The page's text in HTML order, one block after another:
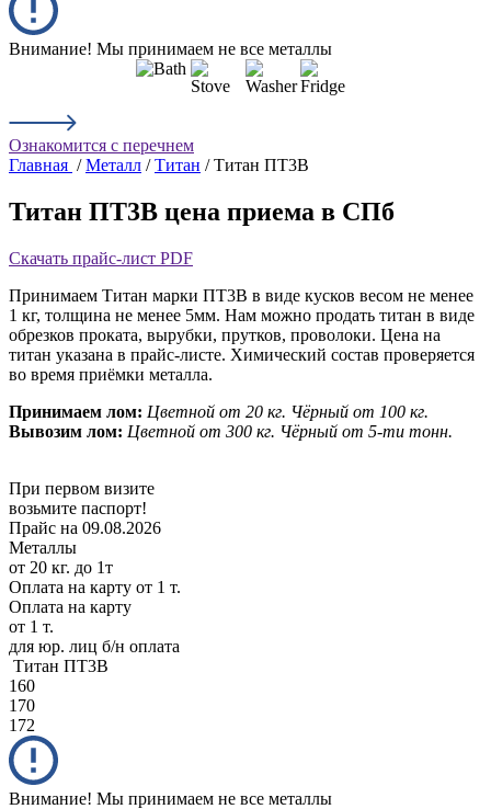
Внимание! Мы принимаем не все металлы
Ознакомится с перечнем
Главная /Металл /Титан / Титан ПТ3В
Титан ПТ3В цена приема в СПб
Скачать прайс-лист PDF
Принимаем Титан марки ПТ3В в виде кусков весом не менее
1 кг, толщина не менее 5мм. Нам можно продать титан в виде
обрезков проката, вырубки, прутков, проволоки. Цена на
титан указана в прайс-листе. Химический состав проверяется
во время приёмки металла.
Принимаем лом: Цветной от 20 кг. Чёрный от 100 кг.
Вывозим лом: Цветной от 300 кг. Чёрный от 5-ти тонн.
При первом визите
возьмите паспорт!
Прайс на 09.08.2026
Металлы
от 20 кг. до 1т
Оплата на карту от 1 т.
Оплата на карту
от 1 т.
для юр. лиц б/н оплата
Титан ПТ3В
160
170
172
Внимание! Мы принимаем не все металлы